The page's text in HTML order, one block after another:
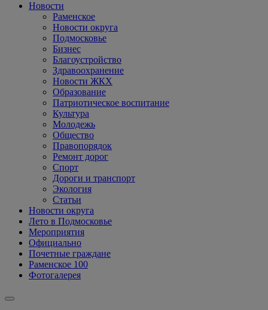
Новости
Раменское
Новости округа
Подмосковье
Бизнес
Благоустройство
Здравоохранение
Новости ЖКХ
Образование
Патриотическое воспитание
Культура
Молодежь
Общество
Правопорядок
Ремонт дорог
Спорт
Дороги и транспорт
Экология
Статьи
Новости округа
Лето в Подмосковье
Мероприятия
Официально
Почетные граждане
Раменское 100
Фотогалерея